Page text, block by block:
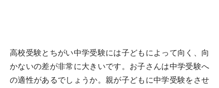
高校受験とちがい中学受験には子どもによって向く、向
かないの差が非常に大きいです。お子さんは中学受験へ
の適性があるでしょうか。親が子どもに中学受験をさせ